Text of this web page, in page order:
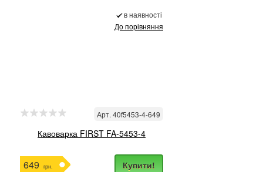
в наявності
До порівняння
Арт. 40f5453-4-649
Кавоварка FIRST FA-5453-4
649 грн. Купити!